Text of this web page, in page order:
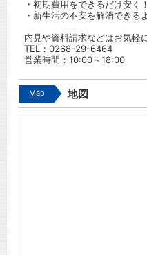
・初期費用をできるだけ安く！
・新生活の不安を解消できる
内見や資料請求などはお気軽
TEL： 0268-29-6464
営業時間：10:00～18:00
Map 地図